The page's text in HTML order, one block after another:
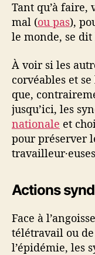
Tant qu’à faire,
mal (ou pas),
le monde, se
À voir si les
corvéables et
que,
jusqu’ici, les
nationale et
pour préserver
Actions
Face à
télétravail ou
l’épidémie, les